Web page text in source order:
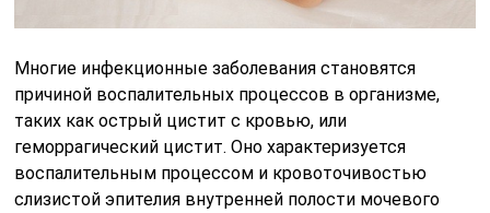
Многие инфекционные заболевания становятся
причиной воспалительных процессов в организме,
таких как острый цистит с кровью, или
геморрагический цистит. Оно характеризуется
воспалительным процессом и кровоточивостью
слизистой эпителия внутренней полости мочевого